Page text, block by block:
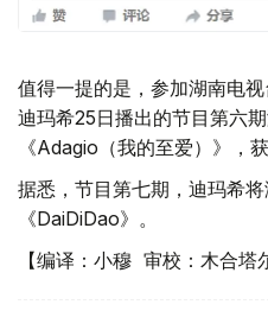
值得一提的是，参加湖南电
迪玛希25日播出的节目第六
《Adagio（我的至爱）》，
据悉，节目第七期，迪玛希
《DaiDiDao》。
【编译：小穆 审校：木合塔